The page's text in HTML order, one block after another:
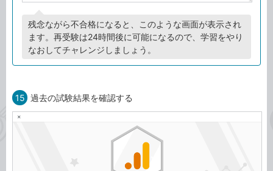
残念ながら不合格になると、このような画面が表示され
ます。再受験は24時間後に可能になるので、学習をやり
なおしてチャレンジしましょう。
15 過去の試験結果を確認する